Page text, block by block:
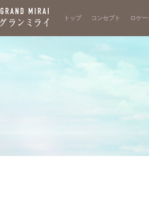
トップ コンセプト ロケ